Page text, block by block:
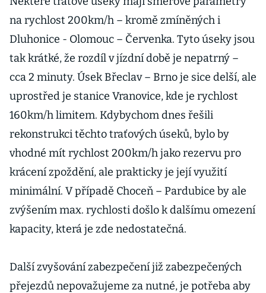
na rychlost 200km/h – kromě zmíněných i
Dluhonice - Olomouc – Červenka. Tyto úseky jsou
tak krátké, že rozdíl v jízdní době je nepatrný –
cca 2 minuty. Úsek Břeclav – Brno je sice delší, ale
uprostřed je stanice Vranovice, kde je rychlost
160km/h limitem. Kdybychom dnes řešili
rekonstrukci těchto traťových úseků, bylo by
vhodné mít rychlost 200km/h jako rezervu pro
krácení zpoždění, ale prakticky je její využití
minimální. V případě Choceň – Pardubice by ale
zvýšením max. rychlosti došlo k dalšímu omezení
kapacity, která je zde nedostatečná.
Další zvyšování zabezpečení již zabezpečených
přejezdů nepovažujeme za nutné, je potřeba aby